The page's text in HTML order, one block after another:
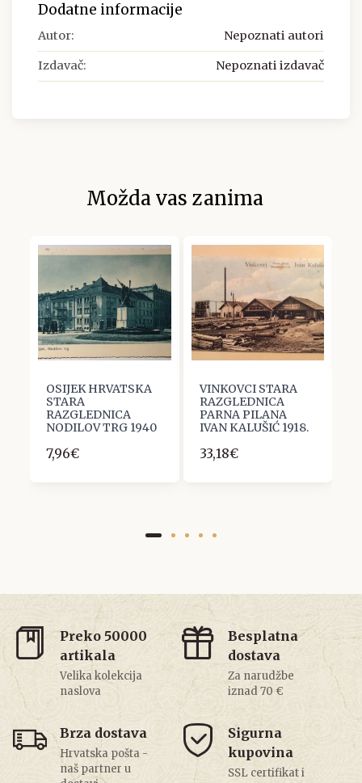
Dodatne informacije
Autor: Nepoznati autori
Izdavač: Nepoznati izdavač
Možda vas zanima
OSIJEK HRVATSKA
STARA
RAZGLEDNICA
NODILOV TRG 1940
7,96€
VINKOVCI STARA
RAZGLEDNICA
PARNA PILANA
IVAN KALUŠIĆ 1918.
33,18€
Preko 50000
artikala
Velika kolekcija
naslova
Besplatna
dostava
Za narudžbe
iznad 70 €
Brza dostava
Hrvatska pošta -
naš partner u
Sigurna
kupovina
SSL certifikat i